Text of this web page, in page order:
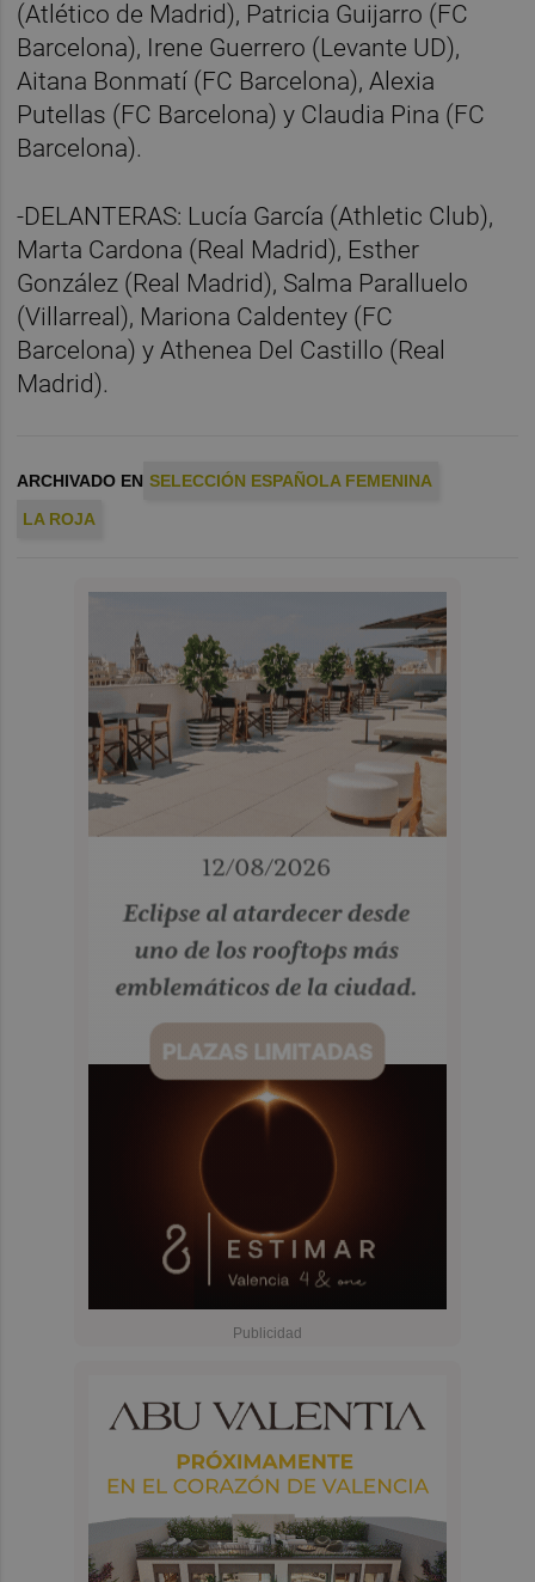
(Atlético de Madrid), Patricia Guijarro (FC
Barcelona), Irene Guerrero (Levante UD),
Aitana Bonmatí (FC Barcelona), Alexia
Putellas (FC Barcelona) y Claudia Pina (FC
Barcelona).
-DELANTERAS: Lucía García (Athletic Club),
Marta Cardona (Real Madrid), Esther
González (Real Madrid), Salma Paralluelo
(Villarreal), Mariona Caldentey (FC
Barcelona) y Athenea Del Castillo (Real
Madrid).
ARCHIVADO EN SELECCIÓN ESPAÑOLA FEMENINA
LA ROJA